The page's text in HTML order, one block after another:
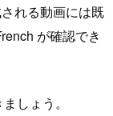
れる動画には既
が確認でき
しょう。